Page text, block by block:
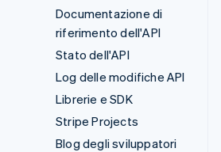
Documentazione di
riferimento dell'API
Stato dell'API
Log delle modifiche API
Librerie e SDK
Stripe Projects
Blog degli sviluppatori